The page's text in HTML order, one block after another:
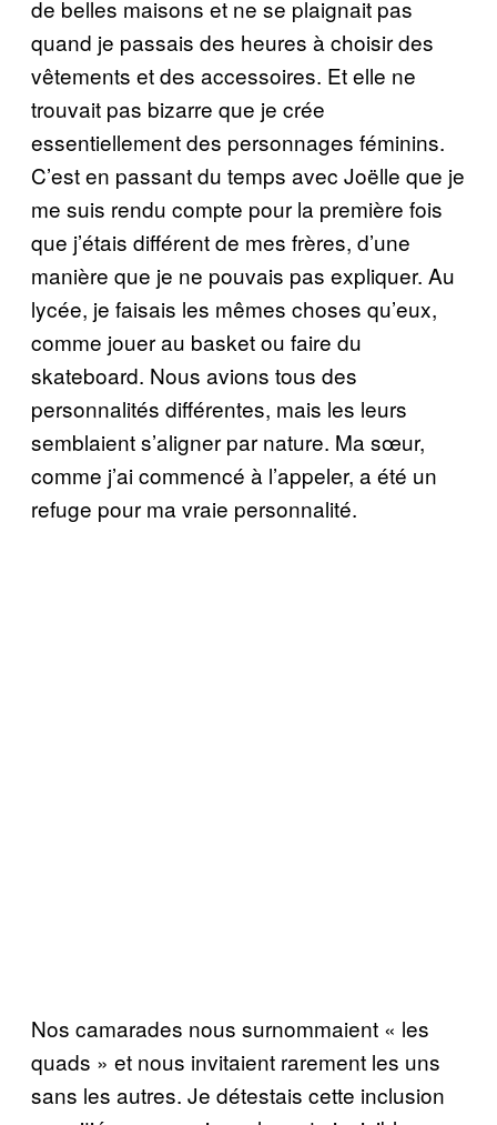
de belles maisons et ne se plaignait pas
quand je passais des heures à choisir des
vêtements et des accessoires. Et elle ne
trouvait pas bizarre que je crée
essentiellement des personnages féminins.
C’est en passant du temps avec Joëlle que je
me suis rendu compte pour la première fois
que j’étais différent de mes frères, d’une
manière que je ne pouvais pas expliquer. Au
lycée, je faisais les mêmes choses qu’eux,
comme jouer au basket ou faire du
skateboard. Nous avions tous des
personnalités différentes, mais les leurs
semblaient s’aligner par nature. Ma sœur,
comme j’ai commencé à l’appeler, a été un
refuge pour ma vraie personnalité.
Nos camarades nous surnommaient « les
quads » et nous invitaient rarement les uns
sans les autres. Je détestais cette inclusion